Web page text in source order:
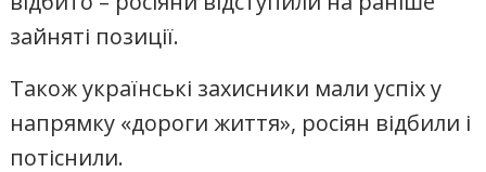
зайняті позиції.
Також українські захисники мали успіх у
напрямку «дороги життя», росіян відбили і
потіснили.